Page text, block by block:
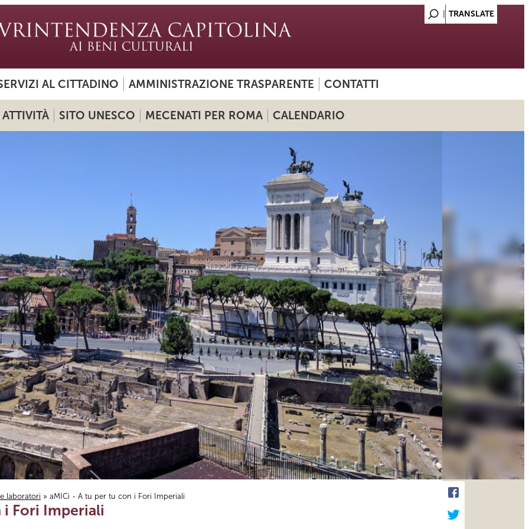
AL CITTADINO AMMINISTRAZIONE TRASPARENTE CONTATTI
ATTIVITÀ SITO UNESCO MECENATI PER ROMA CALENDARIO
laboratori » aMICi - A tu per tu con i Fori Imperiali
i Fori Imperiali